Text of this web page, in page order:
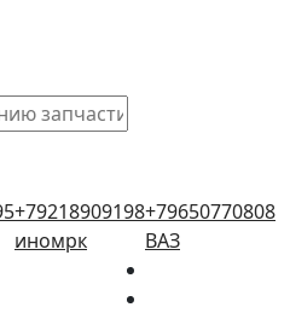
+79218909198
иномрк
+79650770808
ВАЗ